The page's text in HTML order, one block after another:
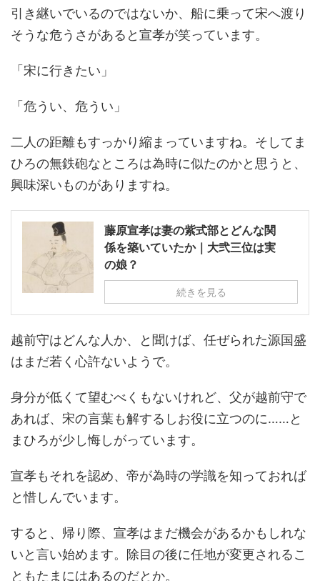
引き継いでいるのではないか、船に乗って宋へ渡り
そうな危うさがあると宣孝が笑っています。
「宋に行きたい」
「危うい、危うい」
二人の距離もすっかり縮まっていますね。そしてま
ひろの無鉄砲なところは為時に似たのかと思うと、
興味深いものがありますね。
藤原宣孝は妻の紫式部とどんな関
係を築いていたか｜大弐三位は実
の娘？
続きを見る
越前守はどんな人か、と聞けば、任ぜられた源国盛
はまだ若く心許ないようで。
身分が低くて望むべくもないけれど、父が越前守で
あれば、宋の言葉も解するしお役に立つのに……と
まひろが少し悔しがっています。
宣孝もそれを認め、帝が為時の学識を知っておれば
と惜しんでいます。
すると、帰り際、宣孝はまだ機会があるかもしれな
いと言い始めます。除目の後に任地が変更されるこ
ともたまにはあるのだとか。